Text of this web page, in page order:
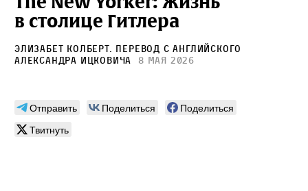
в столице Гитлера
Элизабет Колберт. Перевод с английского
Александра Ицковича
8 мая 2026
Отправить Поделиться
Поделиться
Твитнуть